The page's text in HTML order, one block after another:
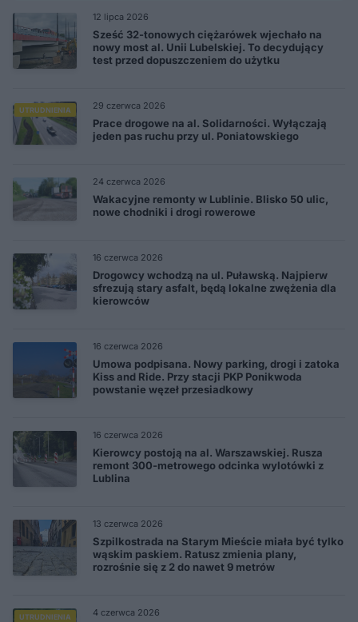
12 lipca 2026
Sześć 32-tonowych ciężarówek wjechało na
nowy most al. Unii Lubelskiej. To decydujący
test przed dopuszczeniem do użytku
UTRUDNIENIA 29 czerwca 2026
Prace drogowe na al. Solidarności. Wyłączają
jeden pas ruchu przy ul. Poniatowskiego
24 czerwca 2026
Wakacyjne remonty w Lublinie. Blisko 50 ulic,
nowe chodniki i drogi rowerowe
16 czerwca 2026
Drogowcy wchodzą na ul. Puławską. Najpierw
sfrezują stary asfalt, będą lokalne zwężenia dla
kierowców
16 czerwca 2026
Umowa podpisana. Nowy parking, drogi i zatoka
Kiss and Ride. Przy stacji PKP Ponikwoda
powstanie węzeł przesiadkowy
16 czerwca 2026
Kierowcy postoją na al. Warszawskiej. Rusza
remont 300-metrowego odcinka wylotówki z
Lublina
13 czerwca 2026
Szpilkostrada na Starym Mieście miała być tylko
wąskim paskiem. Ratusz zmienia plany,
rozrośnie się z 2 do nawet 9 metrów
UTRUDNIENIA 4 czerwca 2026